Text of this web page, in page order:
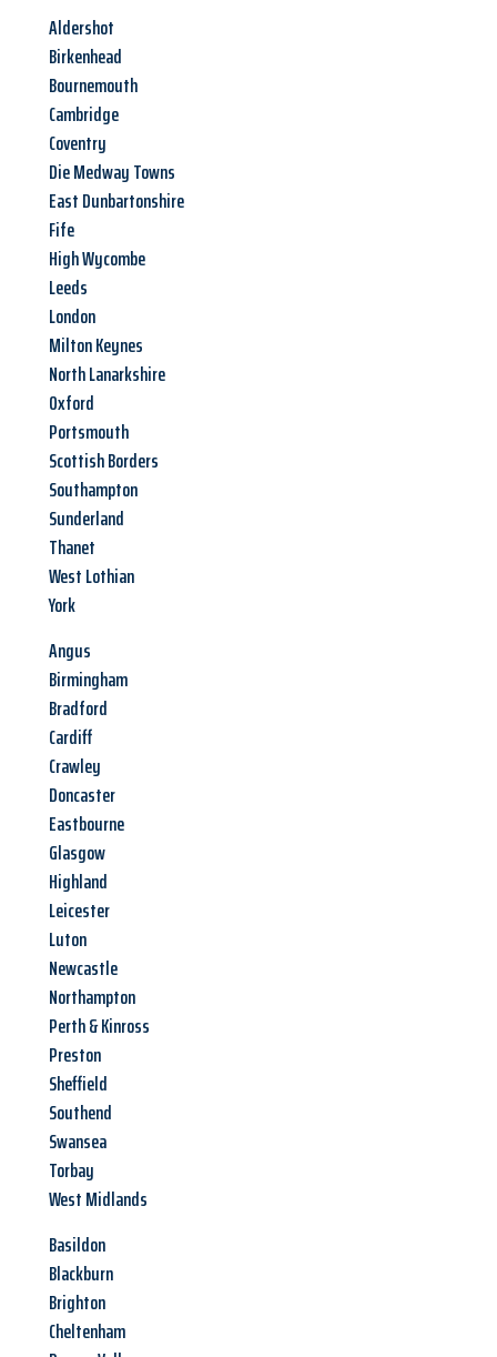
Aldershot
Birkenhead
Bournemouth
Cambridge
Coventry
Die Medway Towns
East Dunbartonshire
Fife
High Wycombe
Leeds
London
Milton Keynes
North Lanarkshire
Oxford
Portsmouth
Scottish Borders
Southampton
Sunderland
Thanet
West Lothian
York
Angus
Birmingham
Bradford
Cardiff
Crawley
Doncaster
Eastbourne
Glasgow
Highland
Leicester
Luton
Newcastle
Northampton
Perth & Kinross
Preston
Sheffield
Southend
Swansea
Torbay
West Midlands
Basildon
Blackburn
Brighton
Cheltenham